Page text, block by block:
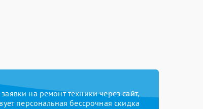
на ремонт техники через сайт,
персональная бессрочная скидка